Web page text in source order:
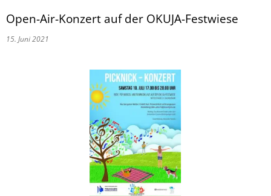
Open-Air-Konzert auf der OKUJA-Festwiese
15. Juni 2021